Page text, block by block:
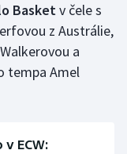
Basketv čele s
z Austrálie,
a
tempa Amel
ECW: